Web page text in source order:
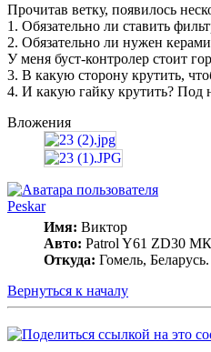
Прочитав ветку, появилось
1. Обязательно ли ставить
2. Обязательно ли нужен
У меня буст-контролер стоит
3. В какую сторону крутить,
4. И какую гайку крутить? Под
Вложения
Peskar
Имя: Виктор
Авто: Patrol Y61 ZD30
Откуда: Гомель, Беларусь.
Вернуться к началу